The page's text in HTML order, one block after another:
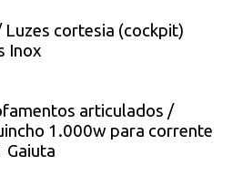
Luzes cortesia (cockpit)
Inox
articulados /
1.000w para corrente
Gaiuta